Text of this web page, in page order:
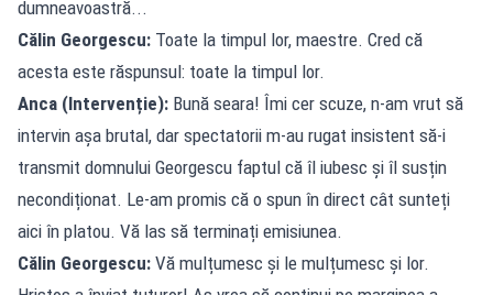
dumneavoastră...
Călin Georgescu: Toate la timpul lor, maestre. Cred că
acesta este răspunsul: toate la timpul lor.
Anca (Intervenție): Bună seara! Îmi cer scuze, n-am vrut să
intervin așa brutal, dar spectatorii m-au rugat insistent să-i
transmit domnului Georgescu faptul că îl iubesc și îl susțin
necondiționat. Le-am promis că o spun în direct cât sunteți
aici în platou. Vă las să terminați emisiunea.
Călin Georgescu: Vă mulțumesc și le mulțumesc și lor.